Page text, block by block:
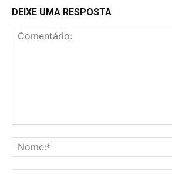
DEIXE UMA RESPOSTA